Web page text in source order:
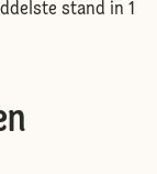
stand in 1